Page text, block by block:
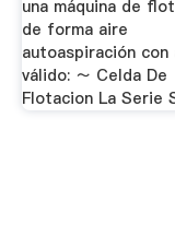
una máquina de
de forma aire
autoaspiración
válido: ～ Celda De
Flotacion La Serie